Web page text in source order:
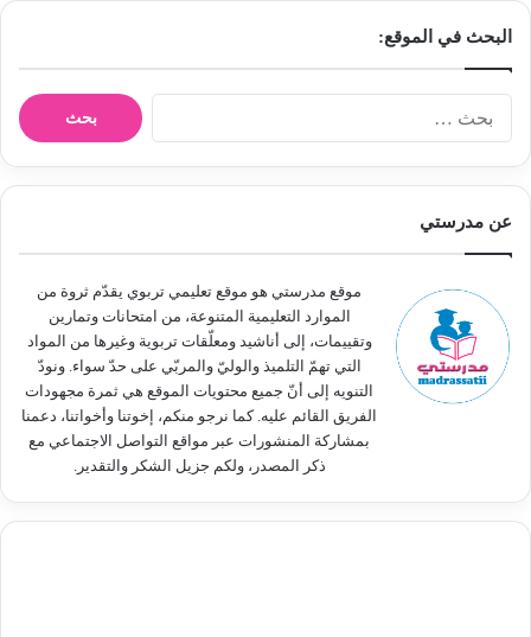
البحث في الموقع:
ن
عن مدرستي
موقع مدرستي هو موقع تعليمي تربوي يقدّم ثروة من
الموارد التعليمية المتنوعة، من امتحانات وتمارين
وتقييمات، إلى أناشيد ومعلّقات تربوية وغيرها من المواد
التي تهمّ التلميذ والوليّ والمربّي على حدّ سواء. ونودّ
التنويه إلى أنّ جميع محتويات الموقع هي ثمرة مجهودات
الفريق القائم عليه. كما نرجو منكم، إخوتنا وأخواتنا، دعمنا
بمشاركة المنشورات عبر مواقع التواصل الاجتماعي مع
ذكر المصدر، ولكم جزيل الشكر والتقدير.